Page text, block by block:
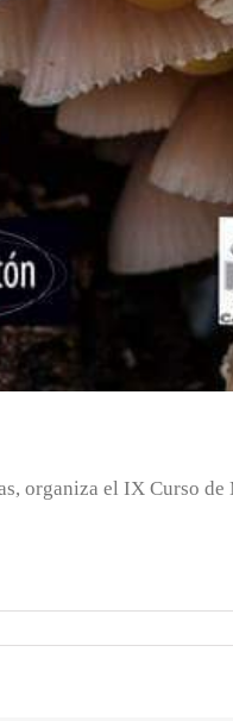
organiza el IX Curso